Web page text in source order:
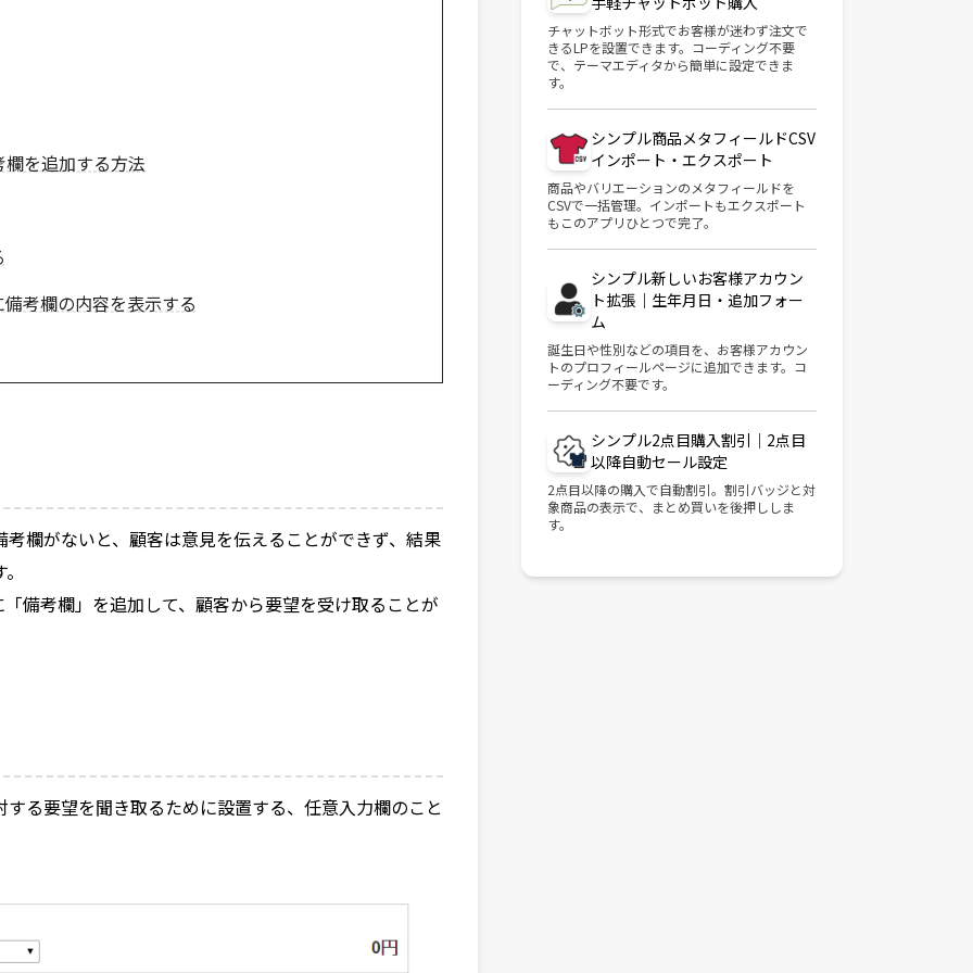
を追加する方法
考欄の内容を表示する
欄がないと、顧客は意見を伝えることができず、結果
備考欄」を追加して、顧客から要望を受け取ることが
る要望を聞き取るために設置する、任意入力欄のこと
チャットボット形式でお客様が迷わず注文で
きるLPを設置できます。コーディング不要
で、テーマエディタから簡単に設定できま
す。
シンプル商品メタフィールドCSV
インポート・エクスポート
商品やバリエーションのメタフィールドを
CSVで一括管理。インポートもエクスポート
もこのアプリひとつで完了。
シンプル新しいお客様アカウン
ト拡張｜生年月日・追加フォー
ム
誕生日や性別などの項目を、お客様アカウン
トのプロフィールページに追加できます。コ
ーディング不要です。
シンプル2点目購入割引｜2点目
以降自動セール設定
2点目以降の購入で自動割引。割引バッジと対
象商品の表示で、まとめ買いを後押ししま
す。